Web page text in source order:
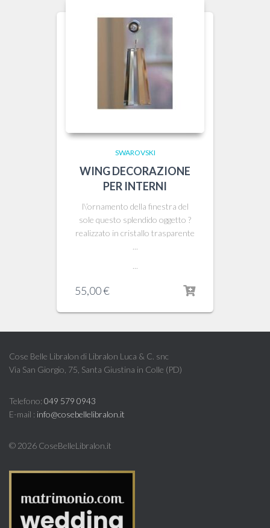
SWAROVSKI
WING DECORAZIONE
PER INTERNI
l\’ornamento della finestra del
sole questo splendido oggetto ?
realizzato in cristallo trasparente
55,00€
Cose Belle Libralon di Libralon Luca & C. snc
Via San Giorgio, 75, Santa Giustina in Colle (PD)
Telefono: 049 579 0943
E-mail : info@cosebellelibralon.it
© 2026 CoseBelleLibralon.it